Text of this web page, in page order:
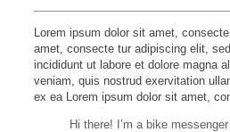
Lorem ipsum dolor sit amet,
amet, consecte tur adipiscing elit,
incididunt ut labore et dolore magna
veniam, quis nostrud exervitation
ex ea Lorem ipsum dolor sit amet,
Hi there! I’m a bike